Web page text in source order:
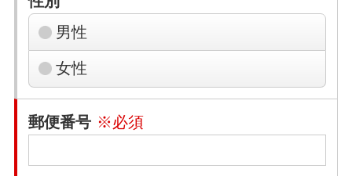
男性
女性
郵便番号 ※必須